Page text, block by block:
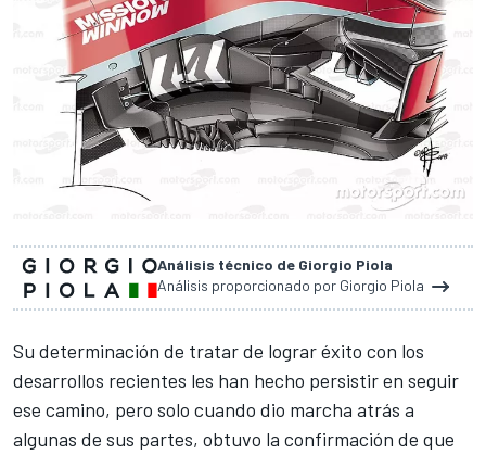
Análisis técnico de Giorgio Piola
Análisis proporcionado por Giorgio Piola
Su determinación de tratar de lograr éxito con los
desarrollos recientes les han hecho persistir en seguir
ese camino, pero solo cuando dio marcha atrás a
algunas de sus partes, obtuvo la confirmación de que